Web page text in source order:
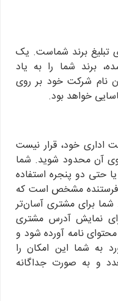
تبلیغ برند شماست. یک
برند شما را به یاد
نام شرکت خود بر روی
خواهد بود.
اداری خود، قرار نیست
آن محدود شوید. شما
حتی دو پنجره استفاده
فرستنده مشخص است که
برای مشتری آسان‌تر
نمایش آدرس مشتری
نامه آورده شود و
به شما این امکان را
و به صورت جداگانه